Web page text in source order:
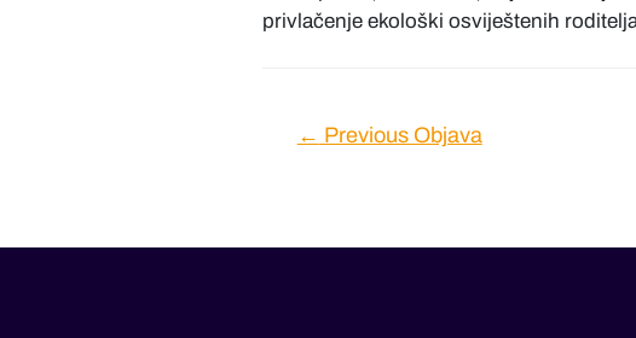
privlačenje ekološki osviještenih
Navigacija
← Previous Objava